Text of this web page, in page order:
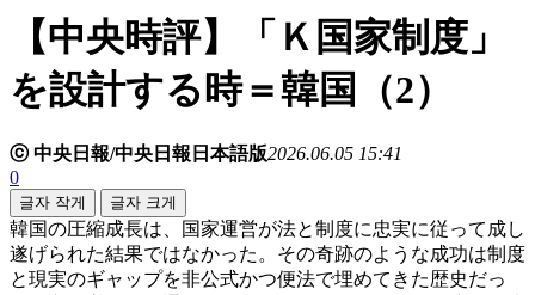
【中央時評】「Ｋ国家制度」
を設計する時＝韓国（2）
ⓒ 中央日報/中央日報日本語版2026.06.05 15:41
0
글자 작게 글자 크게
韓国の圧縮成長は、国家運営が法と制度に忠実に従って成し
遂げられた結果ではなかった。その奇跡のような成功は制度
と現実のギャップを非公式かつ便法で埋めてきた歴史だっ